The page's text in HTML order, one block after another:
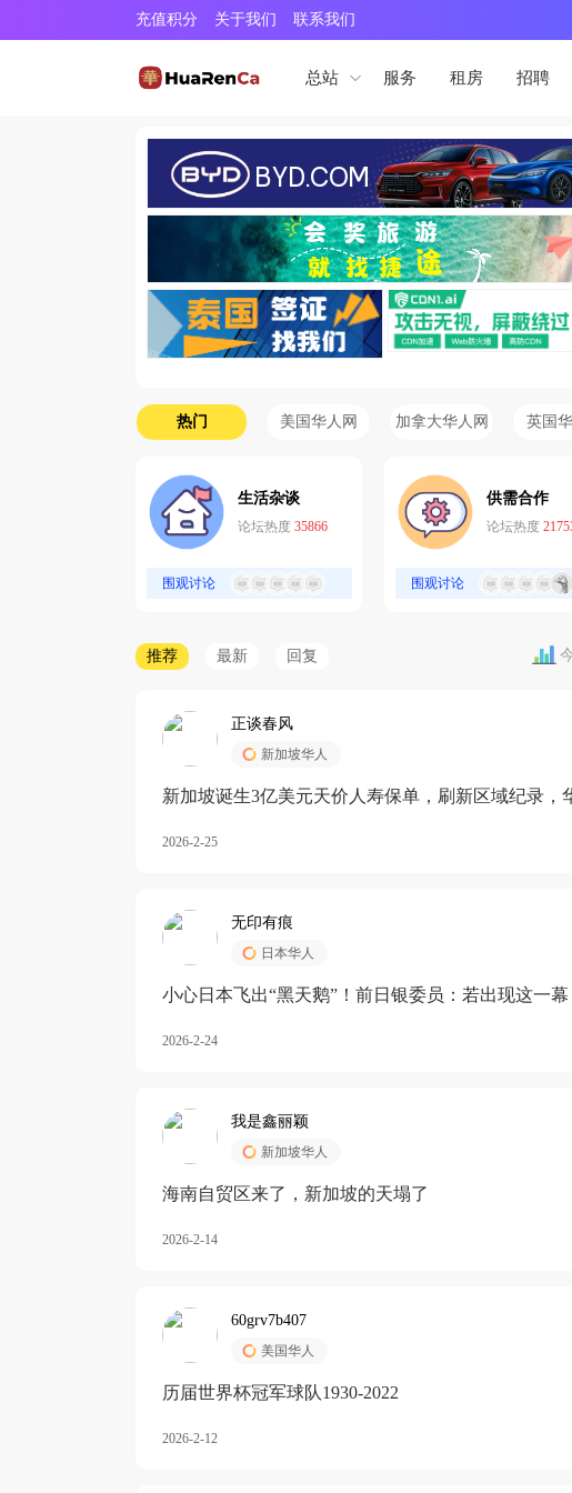
充值积分 关于我们 联系我们
总站 服务 租房 招聘
热门 美国华人网 加拿大华人网 英国
生活杂谈
论坛热度 35866
围观讨论
供需合作
论坛热度
围观讨论
推荐 最新 回复
正谈春风
新加坡华人
新加坡诞生3亿美元天价人寿保单，刷新区域纪录，
2026-2-25
无印有痕
日本华人
小心日本飞出“黑天鹅”！前日银委员：若出现这一
2026-2-24
我是鑫丽颖
新加坡华人
海南自贸区来了，新加坡的天塌了
2026-2-14
60grv7b407
美国华人
历届世界杯冠军球队1930-2022
2026-2-12